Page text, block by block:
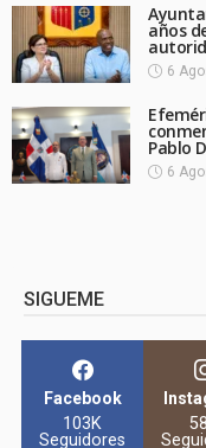
años
6
Pablo
6
SIGUEME
Facebook
103K
Seguidores